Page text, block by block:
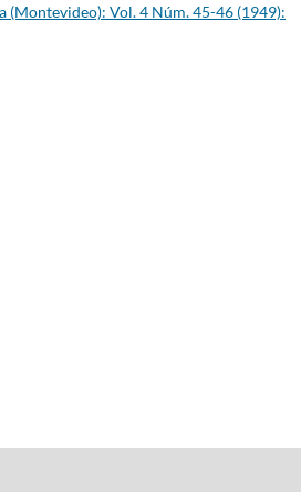
(Montevideo): Vol. 4 Núm. 45-46 (1949):